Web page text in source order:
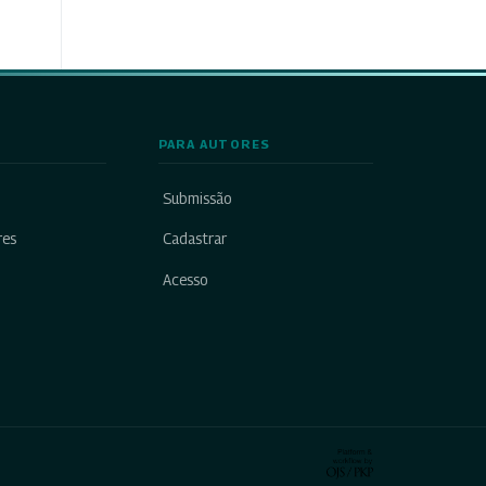
PARA AUTORES
Submissão
Cadastrar
Acesso